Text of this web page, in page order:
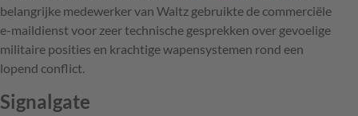
belangrijke medewerker van Waltz gebruikte de commerciële
e-maildienst voor zeer technische gesprekken over gevoelige
militaire posities en krachtige wapensystemen rond een
lopend conflict.
Signalgate